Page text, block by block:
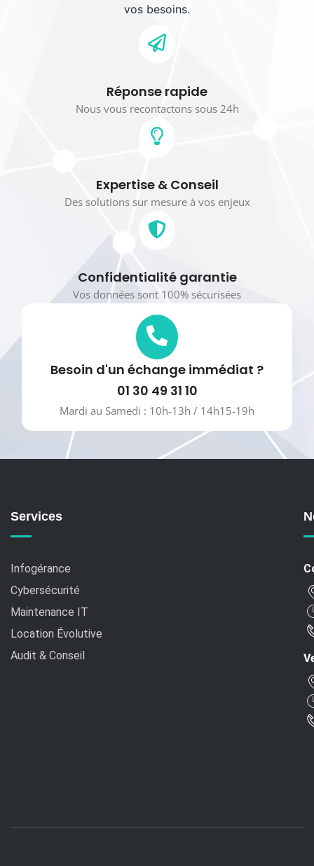
vos besoins.
Réponse rapide
Nous vous recontactons sous 24h
Expertise & Conseil
Des solutions sur mesure à vos enjeux
Confidentialité garantie
Vos données sont 100% sécurisées
Besoin d'un échange immédiat ?
01 30 49 31 10
Mardi au Samedi : 10h-13h / 14h15-19h
Services
Infogérance
Cybersécurité
Maintenance IT
Location Évolutive
Audit & Conseil